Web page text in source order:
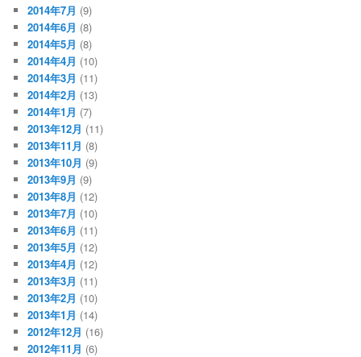
2014年7月 (9)
2014年6月 (8)
2014年5月 (8)
2014年4月 (10)
2014年3月 (11)
2014年2月 (13)
2014年1月 (7)
2013年12月 (11)
2013年11月 (8)
2013年10月 (9)
2013年9月 (9)
2013年8月 (12)
2013年7月 (10)
2013年6月 (11)
2013年5月 (12)
2013年4月 (12)
2013年3月 (11)
2013年2月 (10)
2013年1月 (14)
2012年12月 (16)
2012年11月 (6)